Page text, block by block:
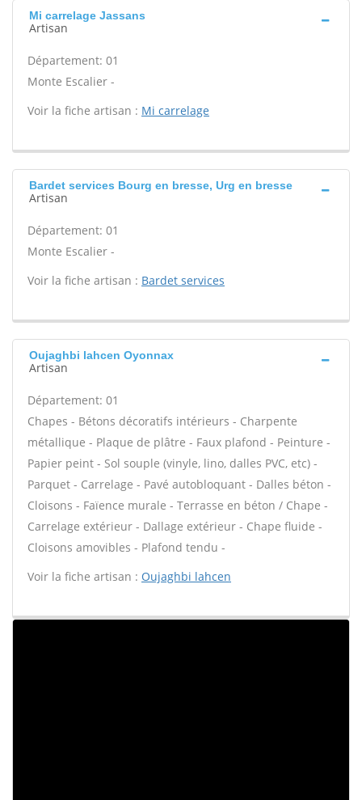
Mi carrelage Jassans
Artisan
Département: 01
Monte Escalier -
Voir la fiche artisan : Mi carrelage
Bardet services Bourg en bresse, Urg en bresse
Artisan
Département: 01
Monte Escalier -
Voir la fiche artisan : Bardet services
Oujaghbi lahcen Oyonnax
Artisan
Département: 01
Chapes - Bétons décoratifs intérieurs - Charpente
métallique - Plaque de plâtre - Faux plafond - Peinture -
Papier peint - Sol souple (vinyle, lino, dalles PVC, etc) -
Parquet - Carrelage - Pavé autobloquant - Dalles béton -
Cloisons - Faïence murale - Terrasse en béton / Chape -
Carrelage extérieur - Dallage extérieur - Chape fluide -
Cloisons amovibles - Plafond tendu -
Voir la fiche artisan : Oujaghbi lahcen